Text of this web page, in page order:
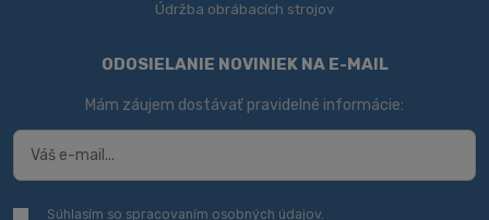
Údržba obrábacích strojov
ODOSIELANIE NOVINIEK NA E-MAIL
Mám záujem dostávať pravidelné informácie:
Súhlasím
Súhlasím so spracovaním osobných údajov.